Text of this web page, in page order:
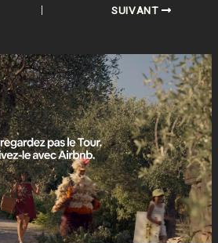
SUIVANT